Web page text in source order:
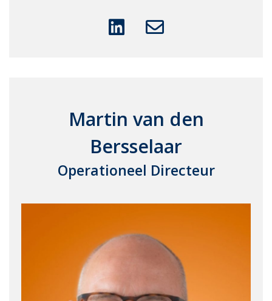
Martin van den
Bersselaar
Operationeel Directeur